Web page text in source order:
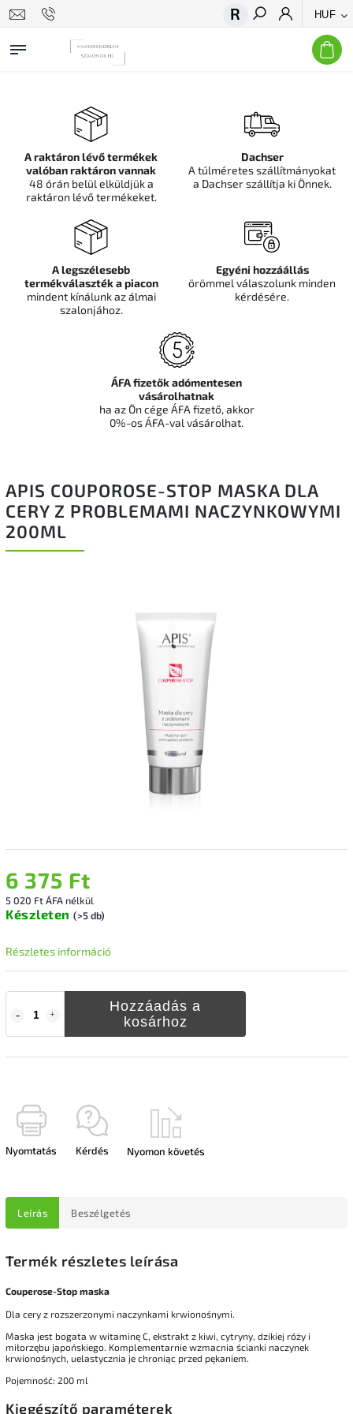
HUF
Keresés
APIS COUPOROSE-STOP MASKA DLA
CERY Z PROBLEMAMI NACZYNKOWYMI
200ML
6 375 Ft
5 020 Ft ÁFA nélkül
Készleten (>5 db)
Hozzáadás a
kosárhoz
Részletes információ
Nyomtatás Kérdés Nyomon követés
A raktáron lévő termékek
valóban raktáron vannak
48 órán belül elküldjük a
raktáron lévő termékeket.
Dachser
A túlméretes szállítmányokat
a Dachser szállítja ki Önnek.
A legszélesebb
termékválaszték a piacon
mindent kínálunk az álmai
szalonjához.
Egyéni hozzáállás
örömmel válaszolunk minden
kérdésére.
ÁFA fizetők adómentesen
vásárolhatnak
ha az Ön cége ÁFA fizető, akkor
0%-os ÁFA-val vásárolhat.
Leírás Beszélgetés
Termék részletes leírása
Couperose-Stop maska
Dla cery z rozszerzonymi naczynkami krwionośnymi.
Maska jest bogata w witaminę C, ekstrakt z kiwi, cytryny, dzikiej róży i
miłorzębu japońskiego. Komplementarnie wzmacnia ścianki naczynek
krwionośnych, uelastycznia je chroniąc przed pękaniem.
Pojemność: 200 ml
Kiegészítő paraméterek